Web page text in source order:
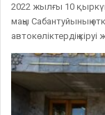
2022 жылғы 10
маңы Сабантуйының
автокөліктердің